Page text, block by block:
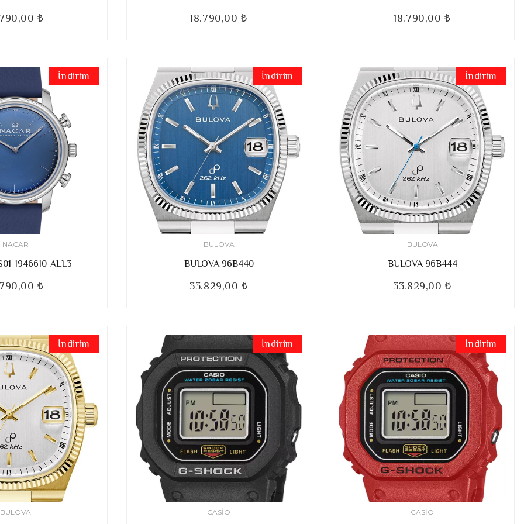
₺ 18.790,00 ₺ 18.790,00 ₺
İndirim
NACAR
1946610-ALL3
₺
İndirim
BULOVA
BULOVA 96B440
33.829,00 ₺
İndirim
BULOVA
BULOVA 96B444
33.829,00 ₺
İndirim
BULOVA
İndirim
CASIO
İndirim
CASIO